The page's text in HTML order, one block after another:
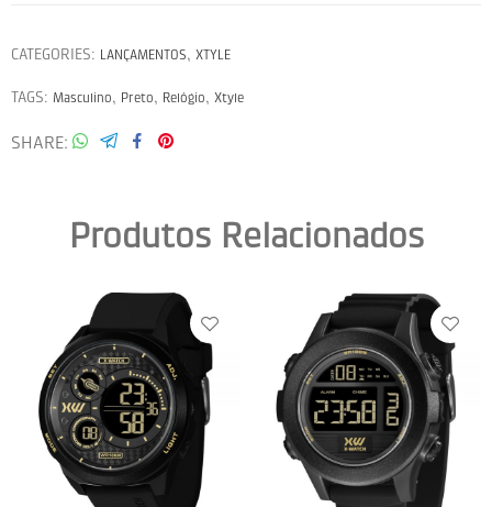
CATEGORIES: LANÇAMENTOS, XTYLE
TAGS: Masculino, Preto, Relógio, Xtyle
SHARE
Produtos Relacionados